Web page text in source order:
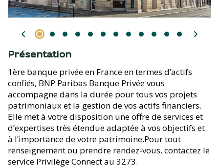
Présentation
1ère banque privée en France en termes d’actifs
confiés, BNP Paribas Banque Privée vous
accompagne dans la durée pour tous vos projets
patrimoniaux et la gestion de vos actifs financiers.
Elle met à votre disposition une offre de services et
d’expertises très étendue adaptée à vos objectifs et
à l’importance de votre patrimoine.Pour tout
renseignement ou prendre rendez-vous, contactez le
service Privilège Connect au 3273.